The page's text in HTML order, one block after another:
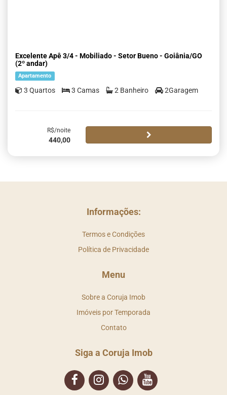
Excelente Apê 3/4 - Mobiliado - Setor Bueno - Goiânia/GO
(2º andar)
Apartamento
3 Quartos 3 Camas 2 Banheiro 2Garagem
R$/noite
440,00
Informações:
Termos e Condições
Política de Privacidade
Menu
Sobre a Coruja Imob
Imóveis por Temporada
Contato
Siga a Coruja Imob